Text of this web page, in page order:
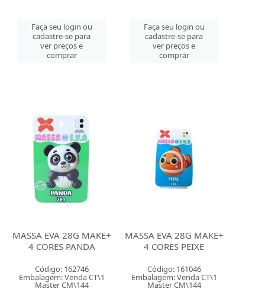
Faça seu login ou
cadastre-se para
ver preços e
comprar
Faça seu login ou
cadastre-se para
ver preços e
comprar
MASSA EVA 28G MAKE+
4 CORES PANDA
Código: 162746
Embalagem: Venda CT\1
Master CM\144
MASSA EVA 28G MAKE+
4 CORES PEIXE
Código: 161046
Embalagem: Venda CT\1
Master CM\144